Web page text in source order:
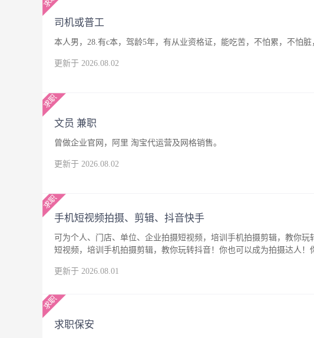
司机或普工
本人男，28.有c本，驾龄5年，有从业资格证，能吃苦，不怕累，不怕
更新于 2026.08.02
文员 兼职
曾做企业官网，阿里 淘宝代运营及网格销售。
更新于 2026.08.02
手机短视频拍摄、剪辑、抖音快手
可为个人、门店、单位、企业拍摄短视频，培训手机拍摄剪辑，教你
短视频，培训手机拍摄剪辑，教你玩转抖音！你也可以成为拍摄达人！
更新于 2026.08.01
求职保安